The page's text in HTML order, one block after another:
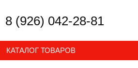
8 (926) 042-28-81
КАТАЛОГ ТОВАРОВ